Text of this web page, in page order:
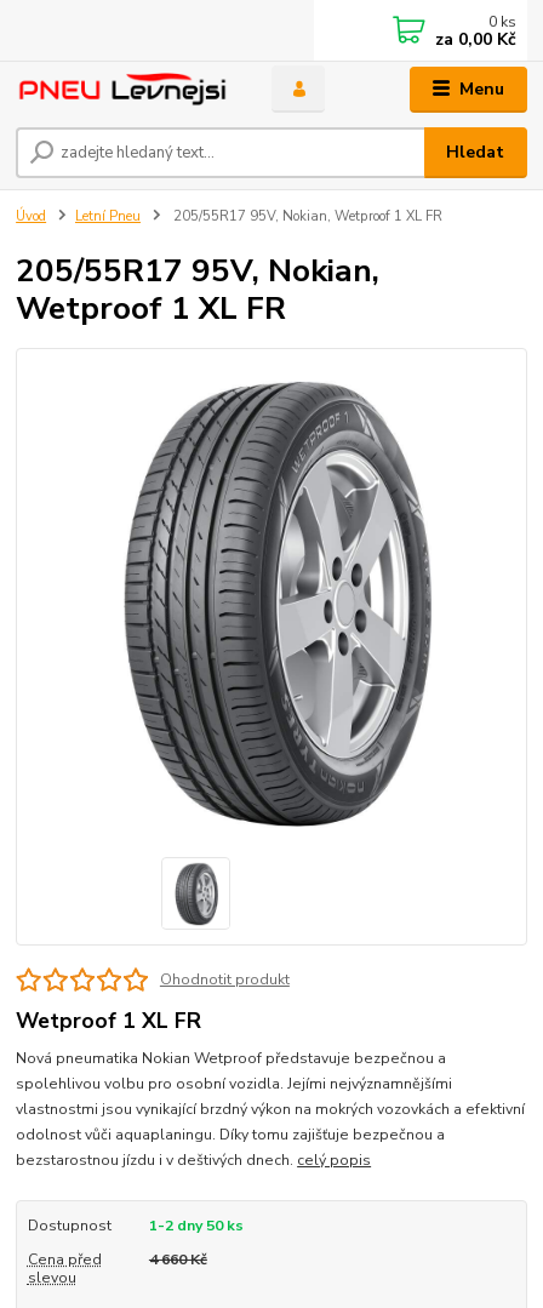
Menu
Hledat
0 ks
za 0,00 Kč
Úvod Letní Pneu 205/55R17 95V, Nokian, Wetproof 1 XL FR
205/55R17 95V, Nokian,
Wetproof 1 XL FR
Ohodnotit produkt
Wetproof 1 XL FR
Nová pneumatika Nokian Wetproof představuje bezpečnou a
spolehlivou volbu pro osobní vozidla. Jejími nejvýznamnějšími
vlastnostmi jsou vynikající brzdný výkon na mokrých vozovkách a efektivní
odolnost vůči aquaplaningu. Díky tomu zajišťuje bezpečnou a
bezstarostnou jízdu i v deštivých dnech. celý popis
Dostupnost
1-2 dny 50 ks
Cena před
slevou
4 660 Kč